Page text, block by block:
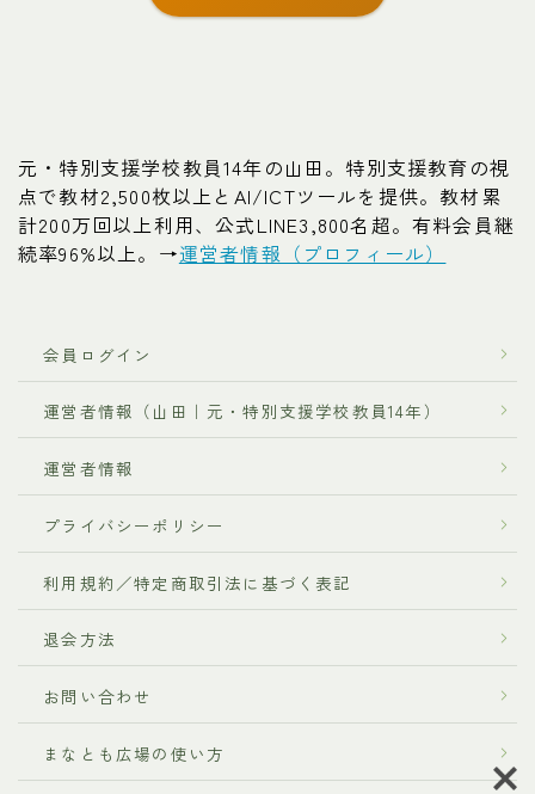
元・特別支援学校教員14年の山田。特別支援教育の視
点で教材2,500枚以上とAI/ICTツールを提供。教材累
計200万回以上利用、公式LINE3,800名超。有料会員継
続率96%以上。→運営者情報（プロフィール）
会員ログイン
運営者情報（山田｜元・特別支援学校教員14年）
運営者情報
プライバシーポリシー
利用規約／特定商取引法に基づく表記
退会方法
お問い合わせ
まなとも広場の使い方